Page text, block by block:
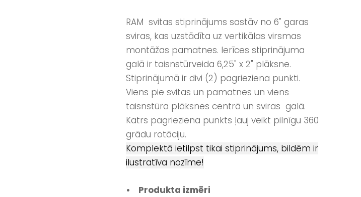
RAM svitas stiprinājums sastāv no 6" garas
sviras, kas uzstādīta uz vertikālas virsmas
montāžas pamatnes. Ierīces stiprinājuma
galā ir taisnstūrveida 6,25" x 2" plāksne.
Stiprinājumā ir divi (2) pagrieziena punkti.
Viens pie svitas un pamatnes un viens
taisnstūra plāksnes centrā un sviras galā.
Katrs pagrieziena punkts ļauj veikt pilnīgu 360
grādu rotāciju.
Komplektā ietilpst tikai stiprinājums, bildēm ir
ilustratīva nozīme!
• Produkta izmēri